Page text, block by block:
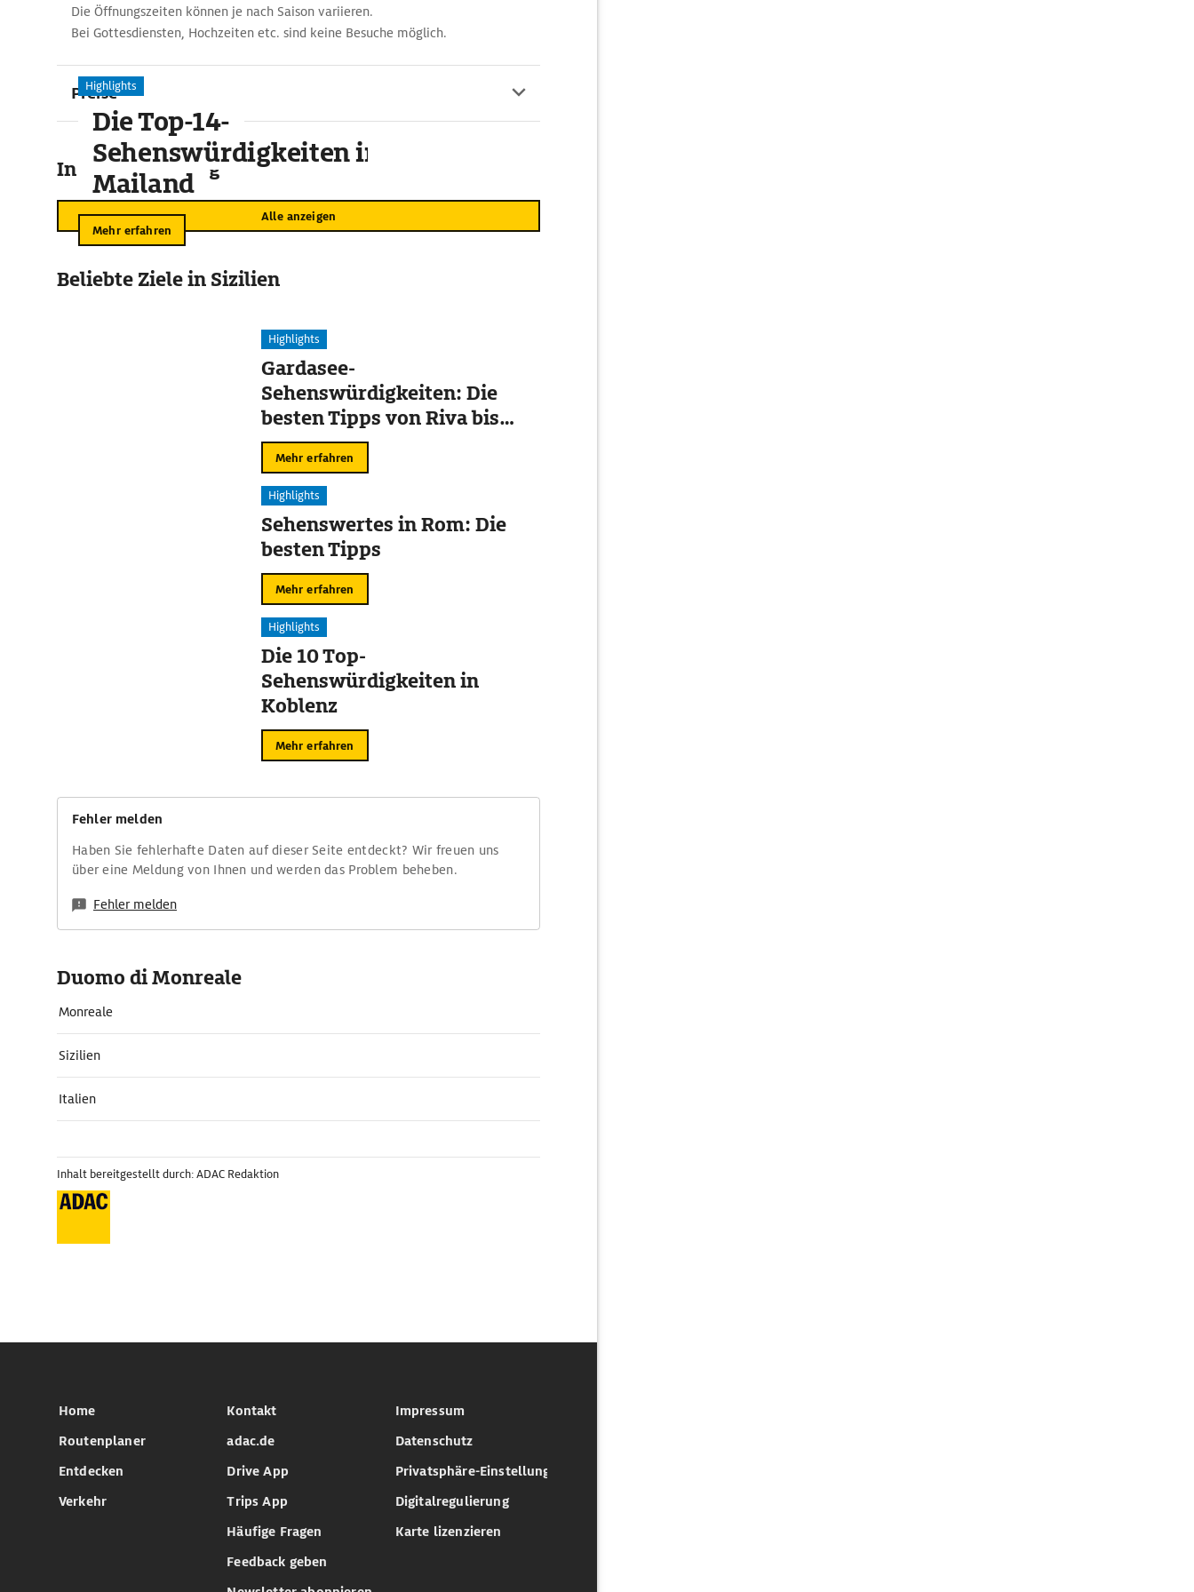
Die Öffnungszeiten können je nach Saison variieren.
Bei Gottesdiensten, Hochzeiten etc. sind keine Besuche möglich.
Preise
In der Umgebung
Alle anzeigen
Highlights
Die Top-14-
Sehenswürdigkeiten in
Mailand
Mehr erfahren
Beliebte Ziele in Sizilien
Highlights
Gardasee-
Sehenswürdigkeiten: Die
besten Tipps von Riva bis
Sirmione
Mehr erfahren
Highlights
Sehenswertes in Rom: Die
besten Tipps
Mehr erfahren
Highlights
Die 10 Top-
Sehenswürdigkeiten in
Koblenz
Mehr erfahren
Fehler melden
Haben Sie fehlerhafte Daten auf dieser Seite entdeckt? Wir freuen uns
über eine Meldung von Ihnen und werden das Problem beheben.
Fehler melden
Duomo di Monreale
Monreale
Sizilien
Italien
Inhalt bereitgestellt durch: ADAC Redaktion
Home
Routenplaner
Entdecken
Verkehr
Kontakt
adac.de
Drive App
Trips App
Häufige Fragen
Feedback geben
Impressum
Datenschutz
Privatsphäre-Einstellungen
Digitalregulierung
Karte lizenzieren